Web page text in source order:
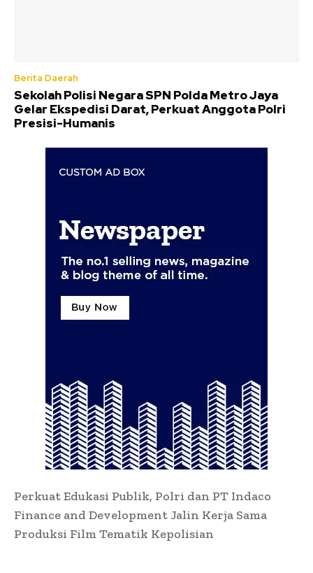
Berita Daerah
Sekolah Polisi Negara SPN Polda Metro Jaya
Gelar Ekspedisi Darat, Perkuat Anggota Polri
Presisi-Humanis
Perkuat Edukasi Publik, Polri dan PT Indaco
Finance and Development Jalin Kerja Sama
Produksi Film Tematik Kepolisian